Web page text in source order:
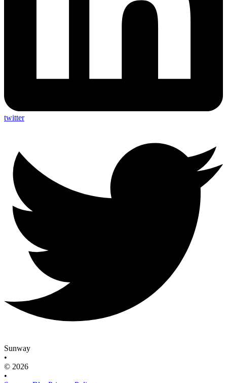
twitter
Sunway
•
© 2026
•